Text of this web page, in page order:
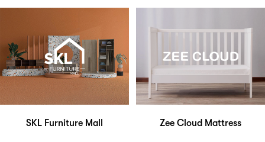
SKL Furniture Mall Zee Cloud Mattress